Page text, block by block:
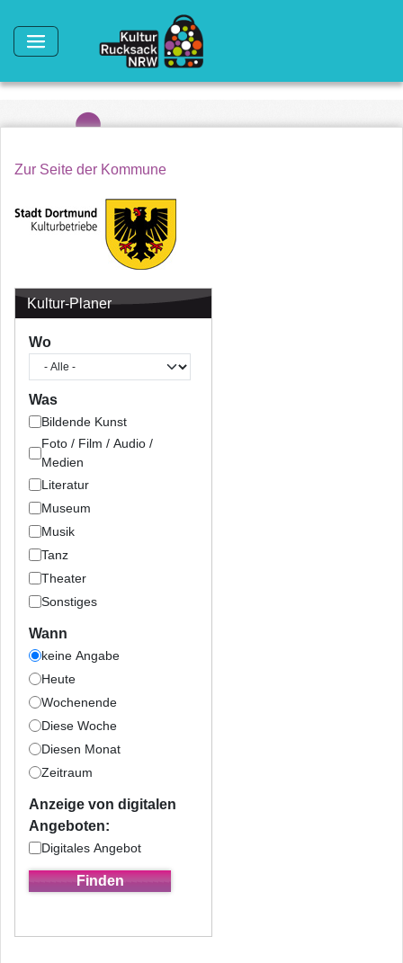
Zur Seite der Kommune
Kultur-Planer
Wo
Was
Bildende Kunst
Foto / Film / Audio /
Medien
Literatur
Museum
Musik
Tanz
Theater
Sonstiges
Wann
keine Angabe
Heute
Wochenende
Diese Woche
Diesen Monat
Zeitraum
Anzeige von digitalen
Angeboten:
Digitales Angebot